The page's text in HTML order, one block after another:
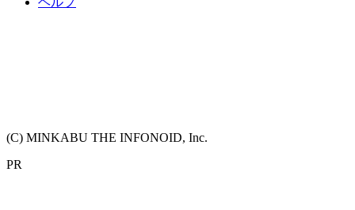
(C) MINKABU THE INFONOID, Inc.
PR